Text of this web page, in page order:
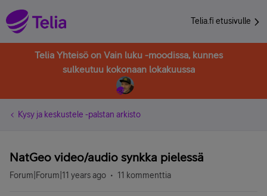
Telia.fi etusivulle
Telia Yhteisö on Vain luku -moodissa, kunnes
sulkeutuu kokonaan lokakuussa
Kysy ja keskustele -palstan arkisto
NatGeo video/audio synkka pielessä
Forum|Forum|11 years ago 11 kommenttia